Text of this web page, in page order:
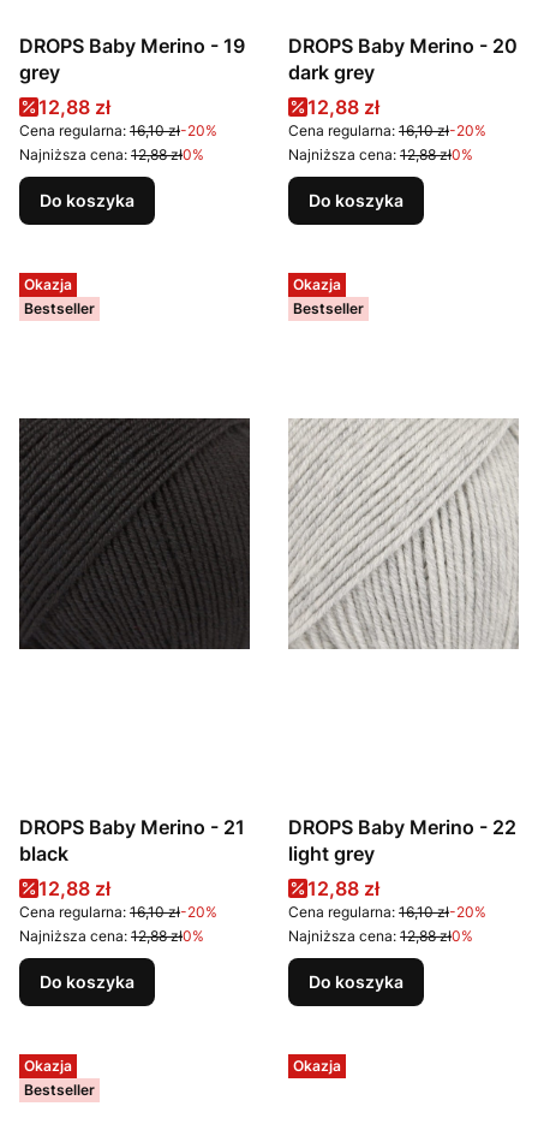
DROPS Baby Merino - 19
grey
Cena promocyjna
12,88 zł
Cena regularna: 16,10 zł-20%
Najniższa cena: 12,88 zł0%
Do koszyka
DROPS Baby Merino - 20
dark grey
Cena promocyjna
12,88 zł
Cena regularna: 16,10 zł-20%
Najniższa cena: 12,88 zł0%
Do koszyka
Okazja
Bestseller
DROPS Baby Merino - 21
black
Cena promocyjna
12,88 zł
Cena regularna: 16,10 zł-20%
Najniższa cena: 12,88 zł0%
Do koszyka
Okazja
Bestseller
DROPS Baby Merino - 22
light grey
Cena promocyjna
12,88 zł
Cena regularna: 16,10 zł-20%
Najniższa cena: 12,88 zł0%
Do koszyka
Okazja
Bestseller
Okazja